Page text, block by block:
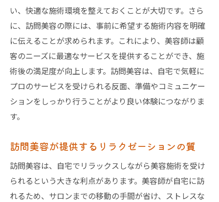
い、快適な施術環境を整えておくことが大切です。さら
に、訪問美容の際には、事前に希望する施術内容を明確
に伝えることが求められます。これにより、美容師は顧
客のニーズに最適なサービスを提供することができ、施
術後の満足度が向上します。訪問美容は、自宅で気軽に
プロのサービスを受けられる反面、準備やコミュニケー
ションをしっかり行うことがより良い体験につながりま
す。
訪問美容が提供するリラクゼーションの質
訪問美容は、自宅でリラックスしながら美容施術を受け
られるという大きな利点があります。美容師が自宅に訪
れるため、サロンまでの移動の手間が省け、ストレスな